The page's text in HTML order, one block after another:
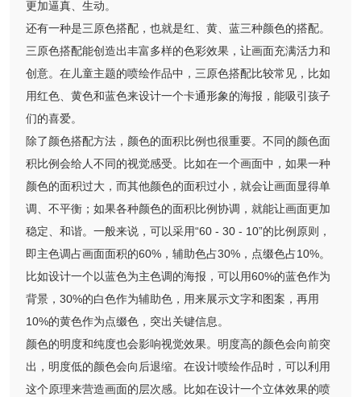
更加逼真、生动。
还有一种是三原色搭配，也就是红、黄、蓝三种颜色的搭配。
三原色搭配能创造出丰富多样的色彩效果，让画面充满活力和
创意。在儿童主题的喷绘作品中，三原色搭配比较常见，比如
用红色、黄色和蓝色来设计一个卡通形象的海报，能吸引孩子
们的喜爱。
除了颜色搭配方法，颜色的面积比例也很重要。不同的颜色面
积比例会给人不同的视觉感受。比如在一个画面中，如果一种
颜色的面积过大，而其他颜色的面积过小，就会让画面显得单
调、不平衡；如果各种颜色的面积比例协调，就能让画面更加
稳定、和谐。一般来说，可以采用“60 - 30 - 10”的比例原则，
即主色调占画面面积的60%，辅助色占30%，点缀色占10%。
比如设计一个以蓝色为主色调的海报，可以用60%的蓝色作为
背景，30%的白色作为辅助色，用来展示文字和图案，再用
10%的黄色作为点缀色，突出关键信息。
颜色的明度和纯度也会影响视觉效果。明度高的颜色会向前突
出，明度低的颜色会向后退缩。在设计喷绘作品时，可以利用
这个原理来营造画面的层次感。比如在设计一个立体效果的喷